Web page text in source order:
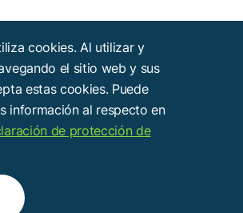
Troy Verlags- und Werbungsgesellschaft mbH
Alle Rechte vorbehalten.
cookies. Al utilizar y
el sitio web y sus
estas cookies. Puede
información al respecto en
de protección de